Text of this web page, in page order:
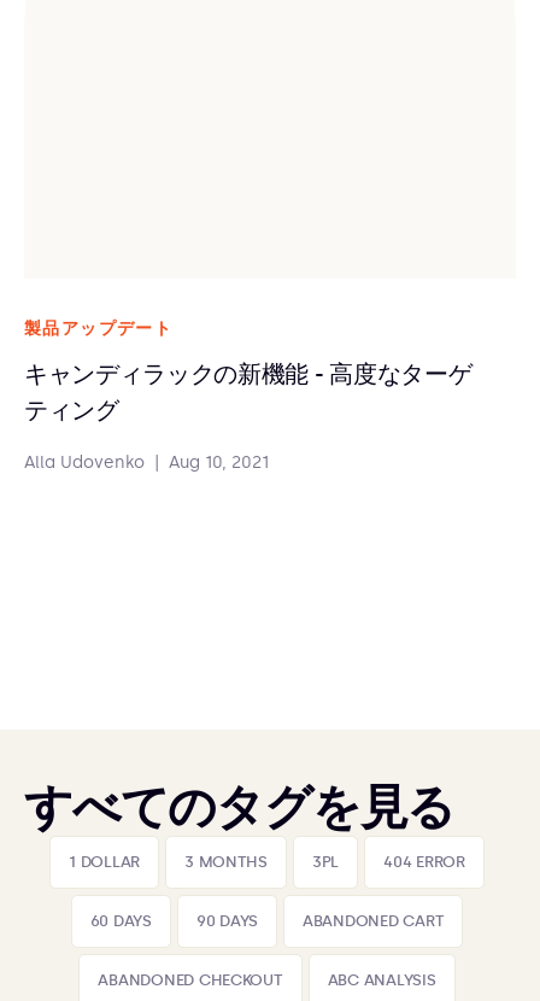
製品アップデート
キャンディラックの新機能 - 高度なターゲ
ティング
Alla Udovenko Aug 10, 2021
すべてのタグを見る
1 DOLLAR 3 MONTHS 3PL 404 ERROR
60 DAYS 90 DAYS ABANDONED CART
ABANDONED CHECKOUT ABC ANALYSIS